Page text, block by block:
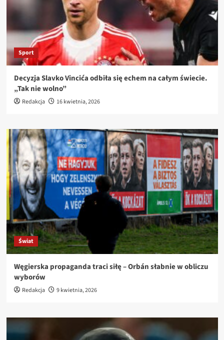
Sport
Decyzja Slavko Vincića odbiła się echem na całym świecie.
„Tak nie wolno”
Redakcja 16 kwietnia, 2026
Świat
Węgierska propaganda traci siłę – Orbán słabnie w obliczu
wyborów
Redakcja 9 kwietnia, 2026